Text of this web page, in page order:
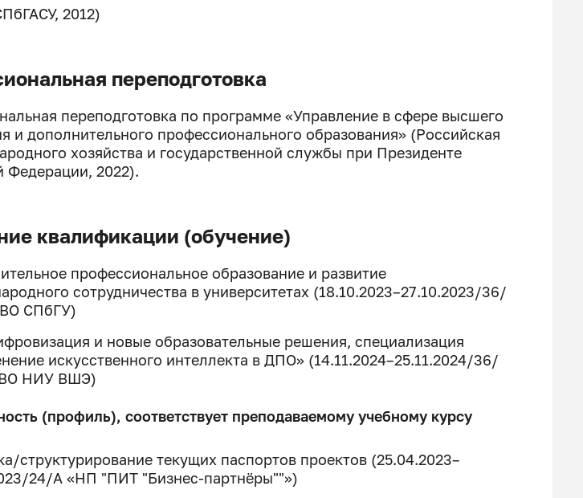
2012)
переподготовка
переподготовка по программе «Управление в сфере высшего
и дополнительного профессионального образования» (Российская
хозяйства и государственной службы при Президенте
Федерации, 2022).
квалификации (обучение)
профессиональное образование и развитие
сотрудничества в университетах (18.10.2023–27.10.2023/36/
СПбГУ)
и новые образовательные решения, специализация
искусственного интеллекта в ДПО» (14.11.2024–25.11.2024/36/
НИУ ВШЭ)
(профиль), соответствует преподаваемому учебному курсу
структурирование текущих паспортов проектов (25.04.2023–
24/А «НП "ПИТ "Бизнес-партнёры""»)